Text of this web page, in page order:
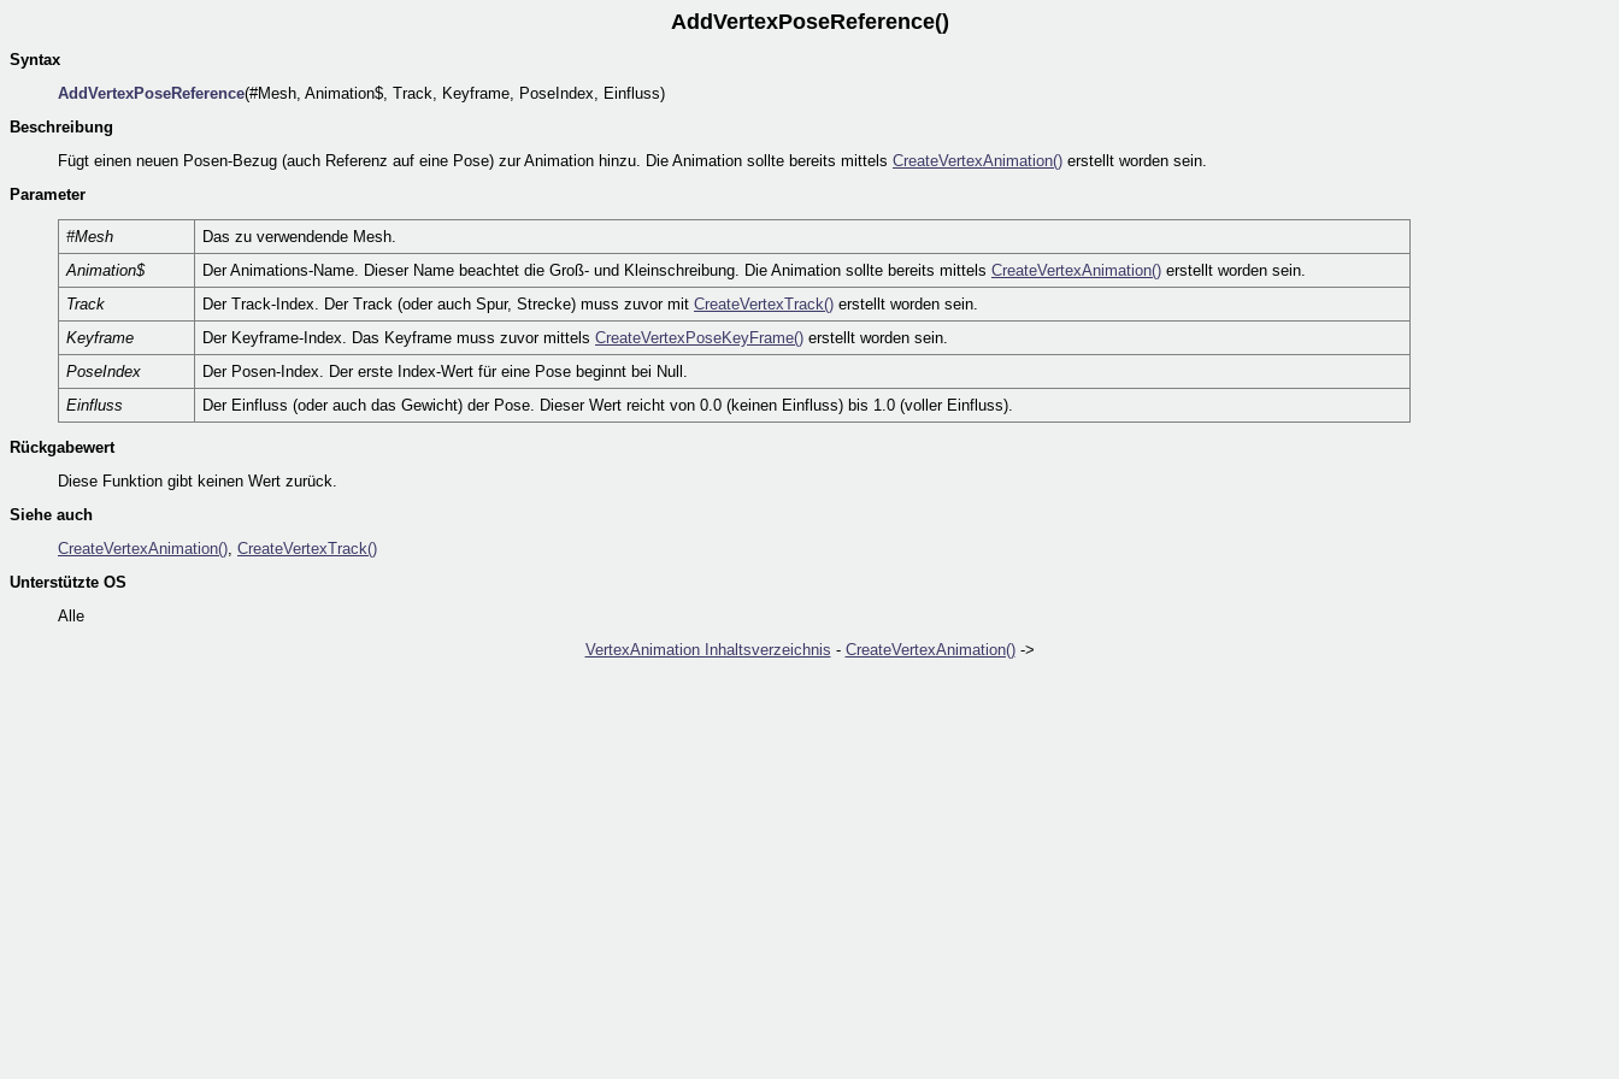
AddVertexPoseReference()
Syntax
AddVertexPoseReference(#Mesh, Animation$, Track, Keyframe, PoseIndex, Einfluss)
Beschreibung
Fügt einen neuen Posen-Bezug (auch Referenz auf eine Pose) zur Animation hinzu. Die Animation sollte bereits mittels CreateVertexAnimation() erstellt worden sein.
Parameter
#Mesh
Das zu verwendende Mesh.
Animation$
Der Animations-Name. Dieser Name beachtet die Groß- und Kleinschreibung. Die Animation sollte bereits mittels CreateVertexAnimation() erstellt worden sein.
Track
Der Track-Index. Der Track (oder auch Spur, Strecke) muss zuvor mit CreateVertexTrack() erstellt worden sein.
Keyframe
Der Keyframe-Index. Das Keyframe muss zuvor mittels CreateVertexPoseKeyFrame() erstellt worden sein.
PoseIndex
Der Posen-Index. Der erste Index-Wert für eine Pose beginnt bei Null.
Einfluss
Der Einfluss (oder auch das Gewicht) der Pose. Dieser Wert reicht von 0.0 (keinen Einfluss) bis 1.0 (voller Einfluss).
Rückgabewert
Diese Funktion gibt keinen Wert zurück.
Siehe auch
CreateVertexAnimation(), CreateVertexTrack()
Unterstützte OS
Alle
VertexAnimation Inhaltsverzeichnis - CreateVertexAnimation()->